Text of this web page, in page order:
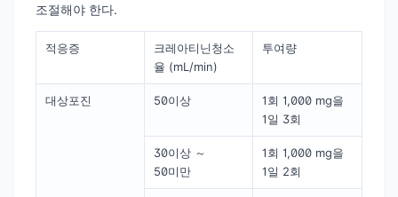
조절해야 한다.
적응증
크레아티닌청소
율 (mL/min)
투여량
대상포진 50이상
1회 1,000 mg을
1일 3회
30이상 ～
50미만
1회 1,000 mg을
1일 2회